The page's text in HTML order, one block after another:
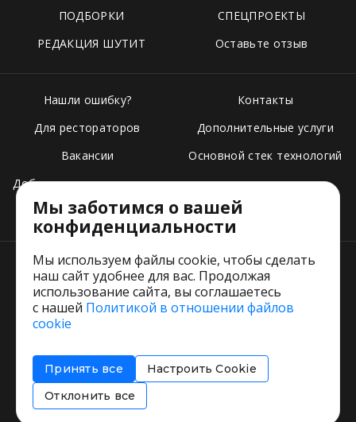
ПОДБОРКИ
СПЕЦПРОЕКТЫ
РЕДАКЦИЯ ШУТИТ
Оставьте отзыв
Нашли ошибку?
Для рестораторов
Вакансии
Добавить свое заведение
Тарифы
Контакты
Дополнительные услуги
Основной стек технологий
Пользовательское соглашение
Соглашение об информировании
Политика использования cookies
Мы заботимся о вашей
конфиденциальности
Мы используем файлы cookie, чтобы сделать
наш сайт удобнее для вас. Продолжая
использование сайта, вы соглашаетесь
с нашей Политикой в отношении файлов
cookie
Принять все
Настроить Cookie
Отклонить все